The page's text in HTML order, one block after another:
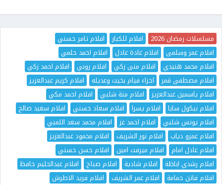
مسلسلات رمضان 2026 افلام للكبار
افلام تامر حسني
افلام عمر وسلمى
افلام غادة عادل
افلام احمد حلمي
افلام محمد هنيدي
افلام منى زكي افلام روبي
افلام احمد زكي
افلام مصطفى قمر
اجزاء فيام بخيت وعديله
افلام كريم عبدالعزيز
افلام ياسمين عبدالعزيز
افلام منة شلبي
افلام احمد مكي
افلام نيكول سابا
افلام يسرا افلام سعاد حسني
افلام سعيد صالح
افلام يونس شلبي
افلام احمد عز
افلام محمد سعد اللمبي
افلام عمرو دياب
افلام نور الشريف
افلام محمود عبدالعزيز
افلام عادل امام
افلام ميرفت امين
افلام حسن حسني
افلام رشدي اباظة
افلام شادية افلام صباح
افلام عبدالحليم حافظ
افلام فاتن حمامة
افلام عمر الشريف
افلام فريد الاطرش